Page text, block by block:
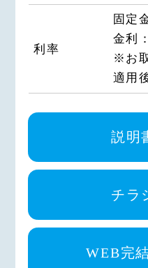
（14）当金庫
報機関（以下「
用情報の管理
を 実施するに
を機関に提供す
切な業務の遂行
り、必要な情報
（16）その他
適切かつ円滑に
なお、当金庫は
利用目的が、法
れている場合に
外で利用いた
利率
固定
金利
※お
適用
説明
チラ
WEB完